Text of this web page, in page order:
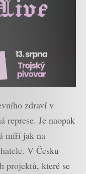
zdraví v
represe. Je naopak
míří jak na
V Česku
projektů, které se